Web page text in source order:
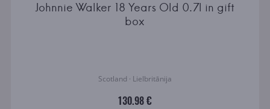
Johnnie Walker 18 Years Old 0.7l in gift
box
Scotland · Lielbritānija
130.98 €